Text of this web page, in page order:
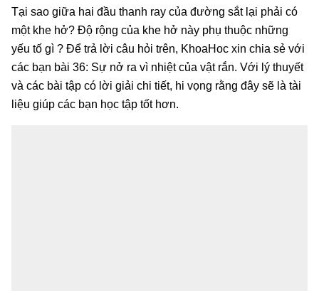
Tại sao giữa hai đầu thanh ray của đường sắt lại phải có
một khe hở? Độ rộng của khe hở này phụ thuộc những
yếu tố gì ? Để trả lời câu hỏi trên, KhoaHoc xin chia sẻ với
các bạn bài 36: Sự nở ra vì nhiệt của vật rắn. Với lý thuyết
và các bài tập có lời giải chi tiết, hi vọng rằng đây sẽ là tài
liệu giúp các bạn học tập tốt hơn.